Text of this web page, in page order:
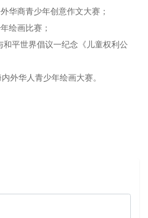
华商青少年创意作文大赛；
绘画比赛；
平世界倡议一纪念《儿童权利公
外华人青少年绘画大赛。